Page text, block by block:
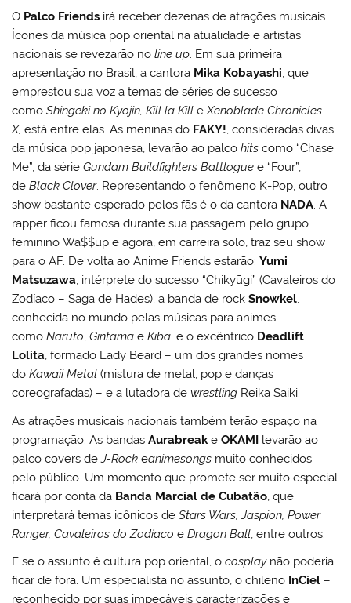
O Palco Friends irá receber dezenas de atrações musicais.
Ícones da música pop oriental na atualidade e artistas
nacionais se revezarão noline up. Em sua primeira
apresentação no Brasil, a cantora Mika Kobayashi, que
emprestou sua voz a temas de séries de sucesso
comoShingeki no Kyojin, Kill la Kill eXenoblade Chronicles
X, está entre elas. As meninas do FAKY!, consideradas divas
da música pop japonesa, levarão ao palcohits como “Chase
Me”, da sérieGundam Buildfighters Battlogue e “Four”,
deBlack Clover. Representando o fenômeno K-Pop, outro
show bastante esperado pelos fãs é o da cantora NADA. A
rapper ficou famosa durante sua passagem pelo grupo
feminino Wa$$up e agora, em carreira solo, traz seu show
para o AF. De volta ao Anime Friends estarão:Yumi
Matsuzawa, intérprete do sucesso “Chikyūgi” (Cavaleiros do
Zodíaco – Saga de Hades); a banda de rockSnowkel,
conhecida no mundo pelas músicas para animes
comoNaruto,GintamaeKiba; e o excêntrico Deadlift
Lolita, formado Lady Beard – um dos grandes nomes
doKawaii Metal (mistura de metal, pop e danças
coreografadas) – e a lutadora dewrestling Reika Saiki.
As atrações musicais nacionais também terão espaço na
programação. As bandasAurabreakeOKAMI levarão ao
palco covers deJ-Rock eanimesongs muito conhecidos
pelo público. Um momento que promete ser muito especial
ficará por conta da Banda Marcial de Cubatão, que
interpretará temas icônicos deStars Wars, Jaspion, Power
Ranger, Cavaleiros do Zodíacoe Dragon Ball, entre outros.
E se o assunto é cultura pop oriental, ocosplaynão poderia
ficar de fora. Um especialista no assunto, o chileno InCiel –
reconhecido por suas impecáveis caracterizações e